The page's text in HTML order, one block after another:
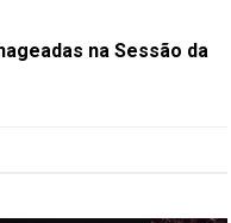
na Sessão da